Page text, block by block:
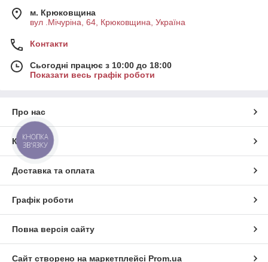
м. Крюковщина
вул .Мічуріна, 64, Крюковщина, Україна
Контакти
Сьогодні працює з 10:00 до 18:00
Показати весь графік роботи
Про нас
Контакти
Доставка та оплата
Графік роботи
Повна версія сайту
Сайт створено на маркетплейсі Prom.ua
КНОПКА
ЗВ'ЯЗКУ